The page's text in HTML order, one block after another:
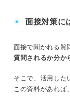
面接対策に
面接で聞かれる質
質問されるか分か
そこで、活用した
この資料があれば、